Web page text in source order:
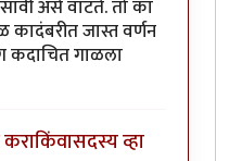
असे वाटते. तो का
कादंबरीत जास्त वर्णन
कदाचित गाळला
किंवासदस्य व्हा